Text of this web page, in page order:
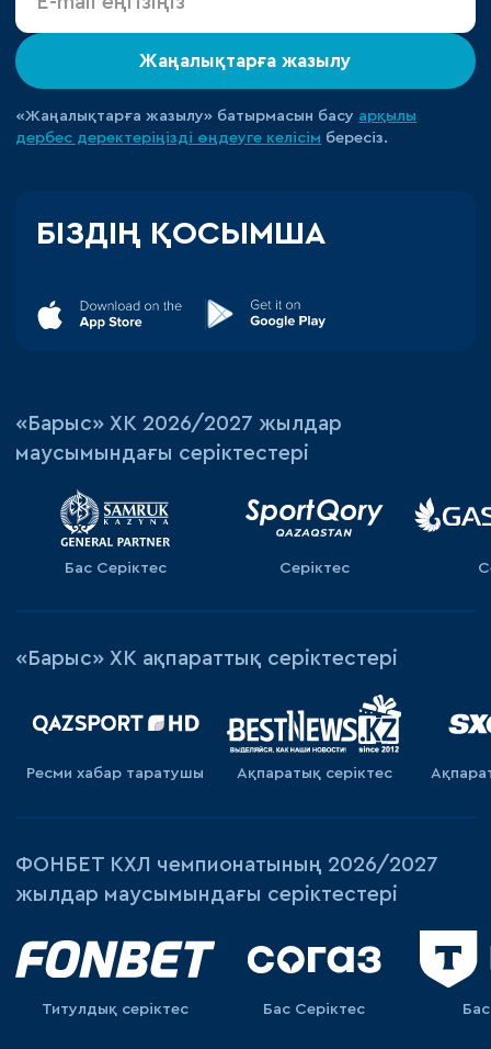
Жаңалықтарға жазылу
«Жаңалықтарға жазылу» батырмасын басу арқылы
дербес деректеріңізді өңдеуге келісім бересіз.
БІЗДІҢ ҚОСЫМША
«‎Барыс»‎ ХК 2026/2027 жылдар
маусымындағы серіктестері
Бас Серіктес Серіктес
«Барыс» ХК ақпараттық серіктестері
Ресми хабар таратушы Ақпаратық серiктес
ФОНБЕТ КХЛ чемпионатының 2026/2027
жылдар маусымындағы серіктестері
Титулдық серіктес Бас Серіктес